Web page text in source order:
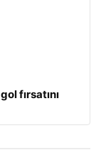
fırsatını